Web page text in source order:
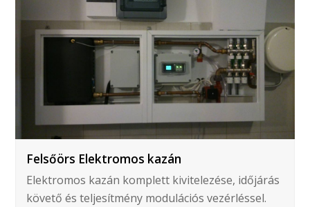
Felsőörs Elektromos kazán
Elektromos kazán komplett kivitelezése, időjárás
követő és teljesítmény modulációs vezérléssel.